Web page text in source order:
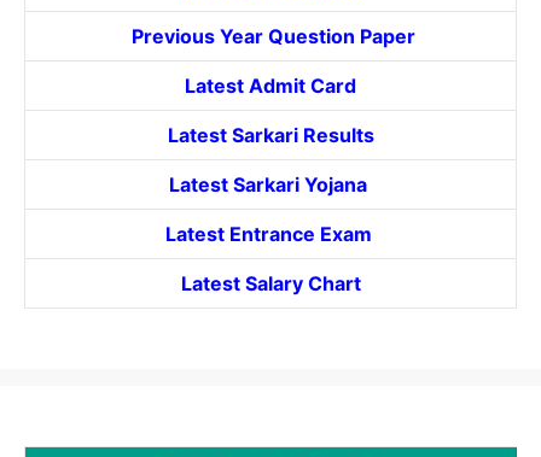
Previous Year Question Paper
Latest Admit Card
Latest Sarkari Results
Latest Sarkari Yojana
Latest Entrance Exam
Latest Salary Chart